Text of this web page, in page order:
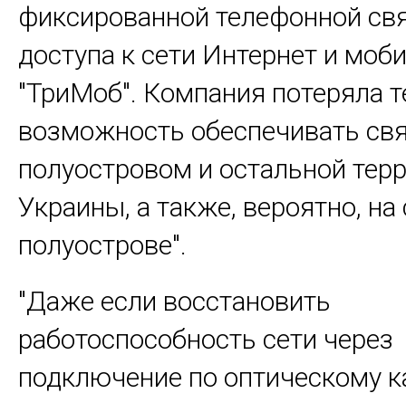
фиксированной телефонной
доступа к сети Интернет и
"ТриМоб". Компания потеряла
возможность обеспечивать
полуостровом и остальной
Украины, а также, вероятно,
полуострове".
"Даже если восстановить
работоспособность сети через
подключение по оптическому